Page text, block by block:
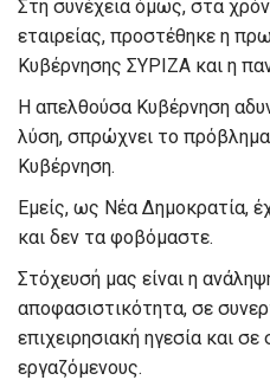
Στη συνέχεια όμως, στα
εταιρείας, προστέθηκε η
Κυβέρνησης ΣΥΡΙΖΑ και η
Η απελθούσα Κυβέρνηση
λύση, σπρώχνει το
Κυβέρνηση.
Εμείς, ως Νέα Δημοκρατία,
και δεν τα φοβόμαστε.
Στόχευσή μας είναι η
αποφασιστικότητα, σε
επιχειρησιακή ηγεσία και
εργαζόμενους.